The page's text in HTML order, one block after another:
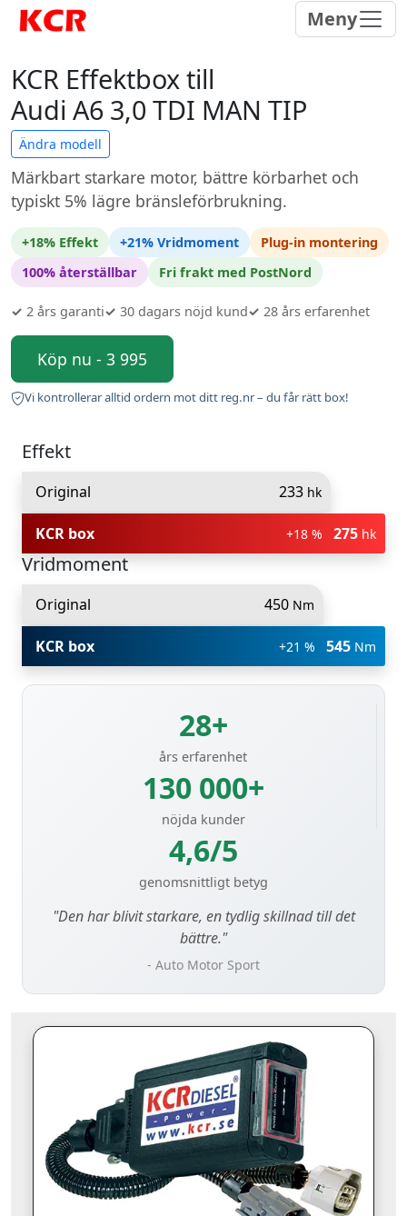
Meny
KCR Effektbox till
Audi A6 3,0 TDI MAN TIP
Ändra modell
Märkbart starkare motor, bättre körbarhet och
typiskt 5% lägre bränsleförbrukning.
+18% Effekt +21% Vridmoment
Plug-in montering
100% återställbar
Fri frakt med PostNord
✓ 2 års garanti✓ 30 dagars nöjd kund✓ 28 års erfarenhet
Köp nu - 3 995
Vi kontrollerar alltid ordern mot ditt reg.nr – du får rätt box!
Effekt
Original 233 hk
KCR box +18 % 275 hk
Vridmoment
Original 450 Nm
KCR box +21 % 545 Nm
28+
års erfarenhet
130 000+
nöjda kunder
4,6/5
genomsnittligt betyg
"Den har blivit starkare, en tydlig skillnad till det
bättre."
- Auto Motor Sport